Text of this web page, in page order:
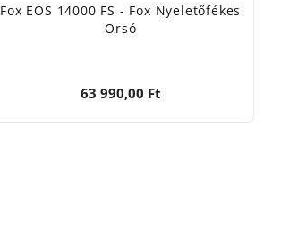
Fox EOS 14000 FS - Fox Nyeletőfékes
Orsó
63 990,00 Ft